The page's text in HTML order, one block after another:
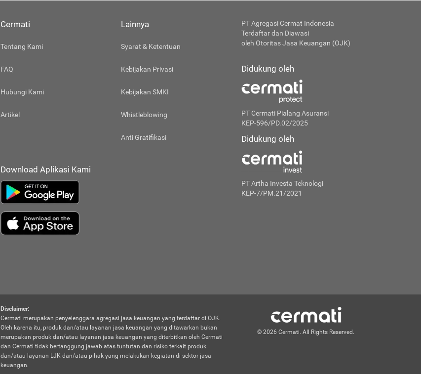
Cermati
Tentang Kami
FAQ
Hubungi Kami
Artikel
Lainnya
Syarat & Ketentuan
Kebijakan Privasi
Kebijakan SMKI
Whistleblowing
Anti Gratifikasi
Download Aplikasi Kami
PT Agregasi Cermat Indonesia
Terdaftar dan Diawasi
oleh Otoritas Jasa Keuangan (OJK)
Didukung oleh
PT Cermati Pialang Asuransi
KEP-596/PD.02/2025
Didukung oleh
PT Artha Investa Teknologi
KEP-7/PM.21/2021
Disclaimer:
Cermati merupakan penyelenggara agregasi jasa keuangan yang terdaftar di OJK.
Oleh karena itu, produk dan/atau layanan jasa keuangan yang ditawarkan bukan
merupakan produk dan/atau layanan jasa keuangan yang diterbitkan oleh Cermati
dan Cermati tidak bertanggung jawab atas tuntutan dan risiko terkait produk
dan/atau layanan LJK dan/atau pihak yang melakukan kegiatan di sektor jasa
keuangan.
© 2026 Cermati. All Rights Reserved.